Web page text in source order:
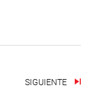
SIGUIENTE